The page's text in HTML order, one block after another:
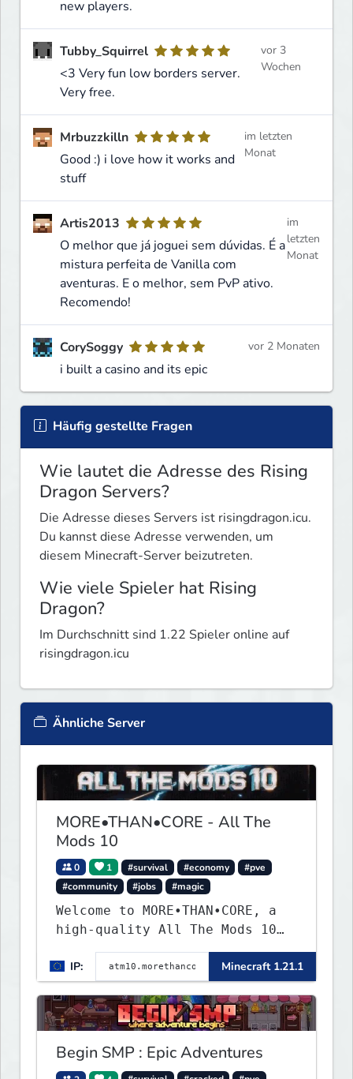
new players.
Tubby_Squirrel
<3 Very fun low borders server.
Very free.
vor 3
Wochen
Mrbuzzkilln
Good :) i love how it works and
stuff
im letzten
Monat
Artis2013
O melhor que já joguei sem dúvidas. É a
mistura perfeita de Vanilla com
aventuras. E o melhor, sem PvP ativo.
Recomendo!
im
letzten
Monat
CorySoggy
i built a casino and its epic
vor 2 Monaten
Häufig gestellte Fragen
Wie lautet die Adresse des Rising
Dragon Servers?
Die Adresse dieses Servers ist risingdragon.icu.
Du kannst diese Adresse verwenden, um
diesem Minecraft-Server beizutreten.
Wie viele Spieler hat Rising
Dragon?
Im Durchschnitt sind 1.22 Spieler online auf
risingdragon.icu
Ähnliche Server
MORE•THAN•CORE - All The
Mods 10
0 1 #survival #economy
#pve
#community
#jobs #magic
Welcome to MORE•THAN•CORE, a
high-quality All The Mods 10
Minecraft server built for
players who want a smooth,
polished, and rewarding modded
experience.
IP: Minecraft 1.21.1
Begin SMP : Epic Adventures